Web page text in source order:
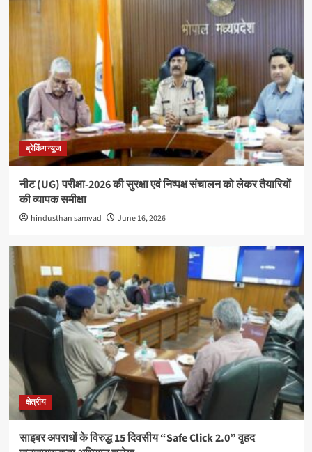
ब्रेकिंग न्यूज
नीट (UG) परीक्षा-2026 की सुरक्षा एवं निष्पक्ष संचालन को लेकर तैयारियों
की व्यापक समीक्षा
hindusthan samvad June 16, 2026
क्षेत्रीय
साइबर अपराधों के विरुद्ध 15 दिवसीय “Safe Click 2.0” वृहद